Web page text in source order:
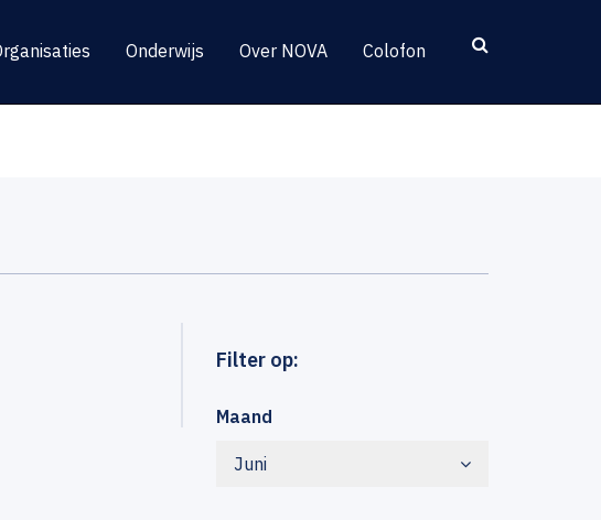
Onderwijs Over NOVA Colofon
Filter op:
Maand
Juni